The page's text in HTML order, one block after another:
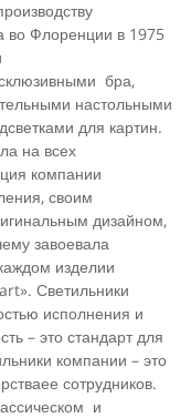
во Флоренции в 1975
бра,
настольными
для картин.
на всех
компании
своим
дизайном,
завоевала
изделии
Светильники
исполнения и
– это стандарт для
компании – это
сотрудников.
и